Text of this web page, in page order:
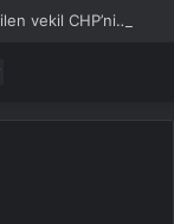
Kaçakçılık skandalıyla partiden istifa ettirilen vekil CHP’nin ilk transferi oldu